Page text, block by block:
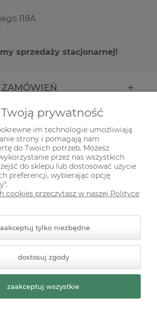
118A
sprzedaży stacjonarnej!
NA
Sklep internetowy Shoper
Premium
prywatność
im technologie umożliwiają
strony i pomagają nam
do Twoich potrzeb. Możesz
przez nas wszystkich
do sklepu lub dostosować użycie
preferencji, wybierając opcję
cookies przeczytasz w naszej Polityce
tylko niezbędne
dostosuj zgody
zaakceptuj wszystkie